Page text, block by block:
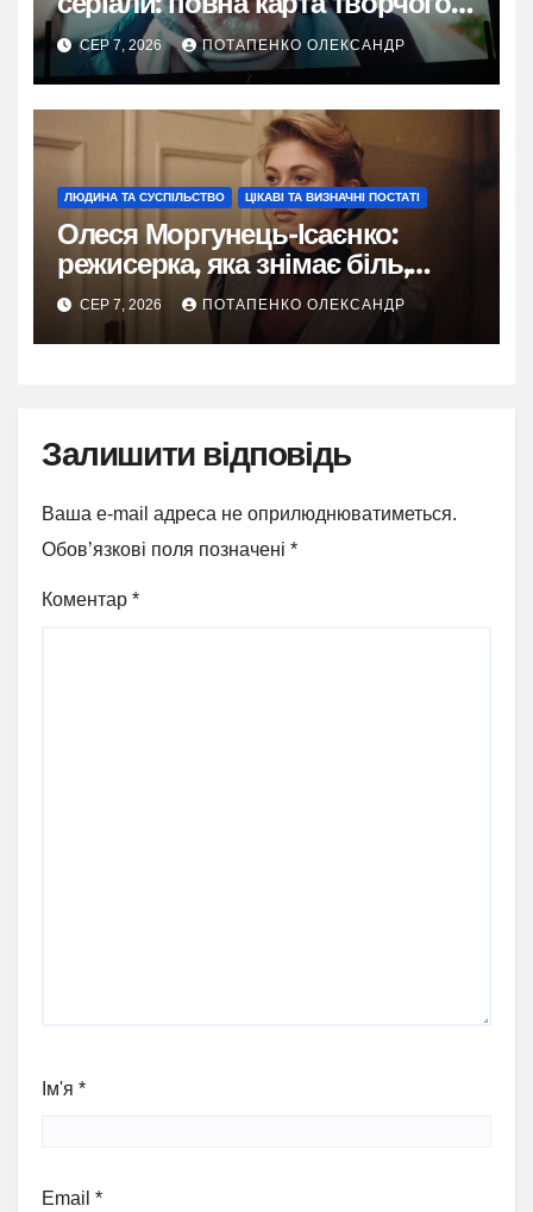
шляху
СЕР 7, 2026 ПОТАПЕНКО ОЛЕКСАНДР
ЛЮДИНА ТА СУСПІЛЬСТВО ЦІКАВІ ТА ВИЗНАЧНІ ПОСТАТІ
Олеся Моргунець-Ісаєнко:
режисерка, яка знімає біль,
пам’ять і надію України
СЕР 7, 2026 ПОТАПЕНКО ОЛЕКСАНДР
Залишити відповідь
Ваша e-mail адреса не оприлюднюватиметься.
Обов’язкові поля позначені *
Коментар *
Ім'я *
Email *